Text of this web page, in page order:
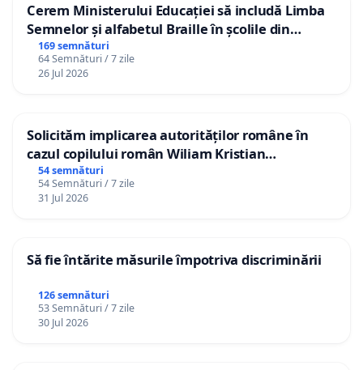
Cerem Ministerului Educației să includă Limba
Semnelor și alfabetul Braille în școlile din
Republica Moldova!
169 semnături
64 Semnături / 7 zile
26 Jul 2026
Solicităm implicarea autorităților române în
cazul copilului român Wiliam Kristian
Gheorghe, aflat în plasament în Danemarca de
12 ani
54 semnături
54 Semnături / 7 zile
31 Jul 2026
Să fie întărite măsurile împotriva discriminării
126 semnături
53 Semnături / 7 zile
30 Jul 2026